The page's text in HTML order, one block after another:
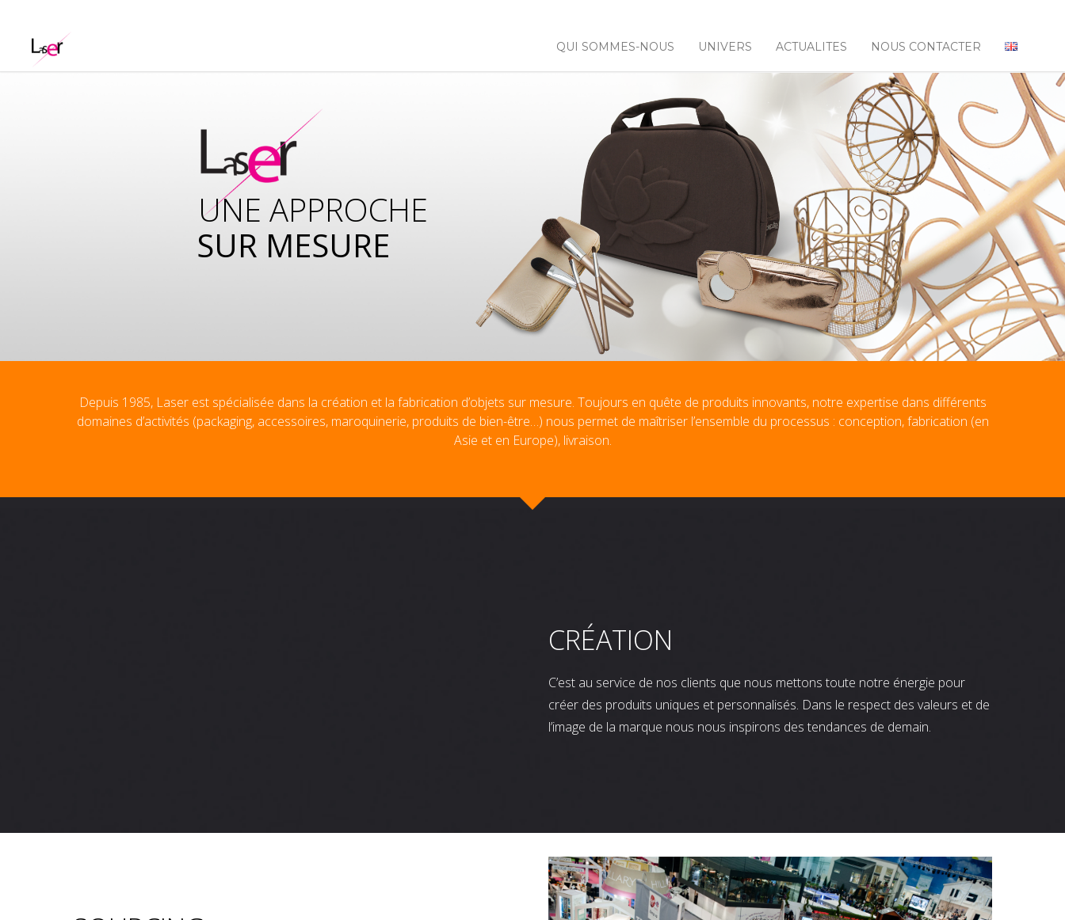
QUI SOMMES-NOUS UNIVERS ACTUALITES NOUS CONTACTER
SUR MESURE
UNE APPROCHE
Depuis 1985, Laser est spécialisée dans la création et la fabrication d’objets sur mesure. Toujours en quête de produits innovants, notre expertise dans différents
domaines d’activités (packaging, accessoires, maroquinerie, produits de bien-être…) nous permet de maîtriser l’ensemble du processus : conception, fabrication (en
Asie et en Europe), livraison.
CRÉATION
C’est au service de nos clients que nous mettons toute notre énergie pour
créer des produits uniques et personnalisés. Dans le respect des valeurs et de
l’image de la marque nous nous inspirons des tendances de demain.